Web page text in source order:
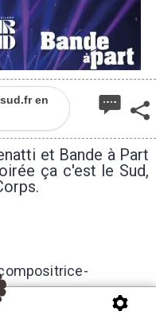
en
et Bande à Part
ça c'est le Sud,
singulière et les
la scène